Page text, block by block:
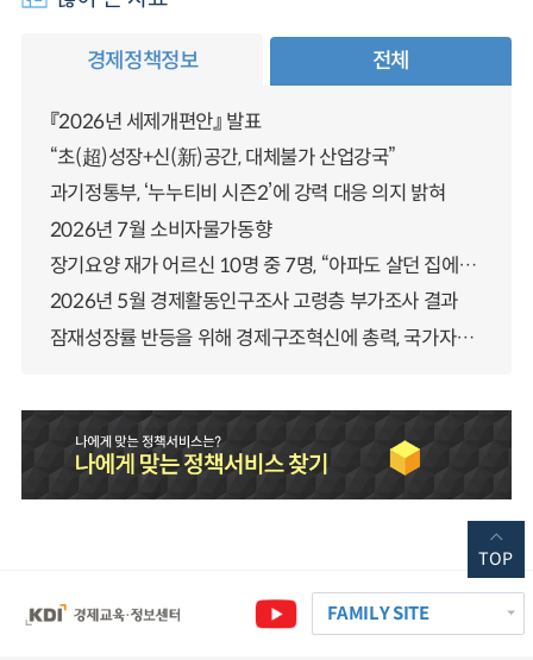
경제정책정보 전체
『2026년 세제개편안』 발표
“초(超)성장+신(新)공간, 대체불가 산업강국”
과기정통부, ‘누누티비 시즌2’에 강력 대응 의지 밝혀
2026년 7월 소비자물가동향
장기요양 재가 어르신 10명 중 7명, “아파도 살던 집에서 살겠다” 「2025년 장기요양실태조사」 결과 발표
2026년 5월 경제활동인구조사 고령층 부가조사 결과
잠재성장률 반등을 위해 경제구조혁신에 총력, 국가자산 관리체계 대전환
FAMILY SITE
TOP